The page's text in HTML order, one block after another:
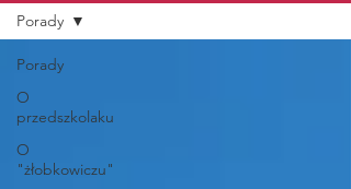
Porady
O
przedszkolaku
O
"żłobkowiczu"
Porady